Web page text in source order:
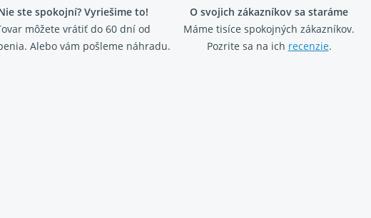
ste spokojní? Vyriešime to!
môžete vrátiť do 60 dní od
Alebo vám pošleme náhradu.
O svojich zákazníkov sa staráme
Máme tisíce spokojných zákazníkov.
Pozrite sa na ich recenzie.